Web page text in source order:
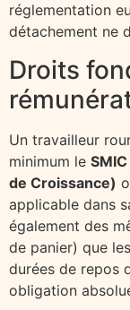
réglementation
détachement ne
Droits
Un travailleur
minimum le
de Croissance)
applicable dans
également des
de panier) que
durées de repos
obligation